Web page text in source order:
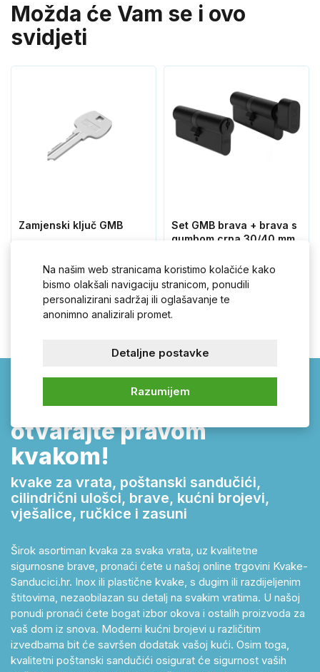
Možda će Vam se i ovo
svidjeti
Zamjenski ključ GMB
2,10 €
Set GMB brava + brava s
gumbom crna 30/40 mm
37,20 €
Kvake-sanducici.hr –
otvarajte pravom
kvakom!
kvake za vrata, poštanski sandučići,
cilindrični ulošci, brave, kućni brojevi,
vješalice, ručkice i zasuni
Širok asortiman kvaka za svaka vrata, uz kvalitetne
sigurnosne brave, pronaći ćete u našoj online trgovini Kvake-
Sanducici.hr. Inox ili plastične kvake, s dugim ili razdijeljenim
štitovima, nezaobilazan su detalj na svakim vratima. U našoj
ponudi pronaći ćete bogat izbor okova i ostalih proizvoda za
vaš dom iz snova. Moderni kućni brojevi u različitim
izvedbama bit će savršen dodatak vašoj kući. Osim toga,
kvalitetni poštanski sandučići osigurat će sigurnost vaših
Na našim web stranicama koristimo kolačiće kako
bismo olakšali navigaciju stranicom, ponudili
personalizirani sadržaj ili oglašavanje te
anonimno analizirali promet.
Razumijem
Detaljne postavke